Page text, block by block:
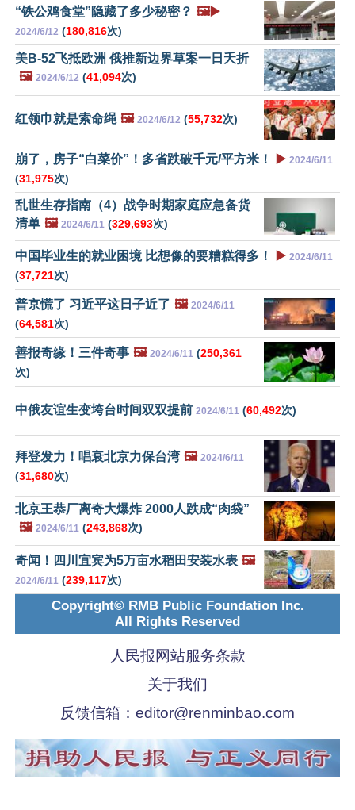
“铁公鸡食堂”隐藏了多少秘密？ 🖼️▶️
2024/6/12 (180,816次)
美B-52飞抵欧洲 俄推新边界草案一日夭折
🖼️ 2024/6/12 (41,094次)
红领巾就是索命绳 🖼️ 2024/6/12 (55,732次)
崩了，房子“白菜价”！多省跌破千元/平方米！ ▶️ 2024/6/11
(31,975次)
乱世生存指南（4）战争时期家庭应急备货
清单 🖼️ 2024/6/11 (329,693次)
中国毕业生的就业困境 比想像的要糟糕得多！ ▶️ 2024/6/11
(37,721次)
普京慌了 习近平这日子近了 🖼️ 2024/6/11
(64,581次)
善报奇缘！三件奇事 🖼️ 2024/6/11 (250,361
次)
中俄友谊生变垮台时间双双提前 2024/6/11 (60,492次)
拜登发力！唱衰北京力保台湾 🖼️ 2024/6/11
(31,680次)
北京王恭厂离奇大爆炸 2000人跌成“肉袋”
🖼️ 2024/6/11 (243,868次)
奇闻！四川宜宾为5万亩水稻田安装水表 🖼️
2024/6/11 (239,117次)
Copyright© RMB Public Foundation Inc.
All Rights Reserved
人民报网站服务条款
关于我们
反馈信箱： editor@renminbao.com